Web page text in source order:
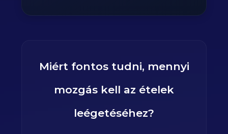
Miért fontos tudni, mennyi
mozgás kell az ételek
leégetéséhez?